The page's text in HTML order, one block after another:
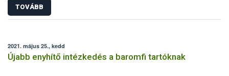
TOVÁBB
2021. május 25., kedd
Újabb enyhítő intézkedés a baromfi tartóknak